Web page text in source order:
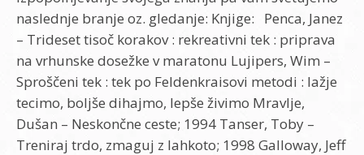
naslednje branje oz. gledanje: Knjige: Penca, Janez
– Trideset tisoč korakov : rekreativni tek : priprava
na vrhunske dosežke v maratonu Lujipers, Wim –
Sproščeni tek : tek po Feldenkraisovi metodi : lažje
tecimo, boljše dihajmo, lepše živimo Mravlje,
Dušan – Neskončne ceste; 1994 Tanser, Toby –
Treniraj trdo, zmaguj z lahkoto; 1998 Galloway, Jeff